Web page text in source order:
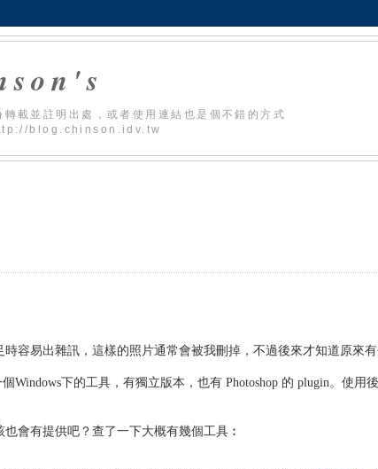
載並註明出處，或者使用連結也是個不錯的方式
blog.chinson.idv.tw
容易出雜訊，這樣的照片通常會被我刪掉，不過後來才知道原來
個Windows下的工具，有獨立版本，也有 Photoshop 的 plugin。使
會有提供吧？查了一下大概有幾個工具︰